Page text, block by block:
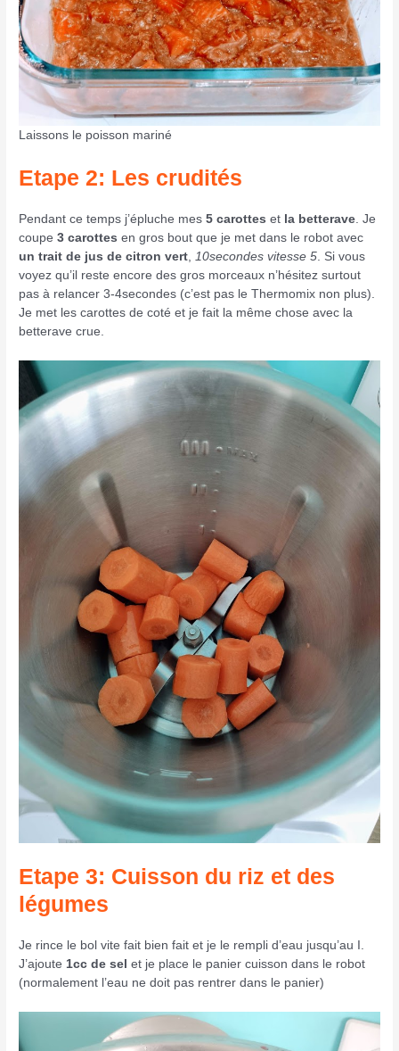
Laissons le poisson mariné
Etape 2: Les crudités
Pendant ce temps j’épluche mes5 carottes et la betterave. Je
coupe3 carottes en gros bout que je met dans le robot avec
un trait de jus de citron vert,10secondes vitesse 5. Si vous
voyez qu’il reste encore des gros morceaux n’hésitez surtout
pas à relancer 3-4secondes (c’est pas le Thermomix non plus).
Je met les carottes de coté et je fait la même chose avec la
betterave crue.
Etape 3: Cuisson du riz et des
légumes
Je rince le bol vite fait bien fait et je le rempli d’eau jusqu’au I.
J’ajoute 1cc de sel et je place le panier cuisson dans le robot
(normalement l’eau ne doit pas rentrer dans le panier)